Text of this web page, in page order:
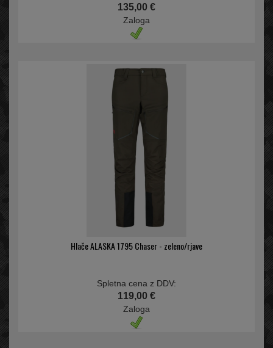
135,00 €
Zaloga
Hlače ALASKA 1795 Chaser - zeleno/rjave
Spletna cena z DDV:
119,00 €
Zaloga